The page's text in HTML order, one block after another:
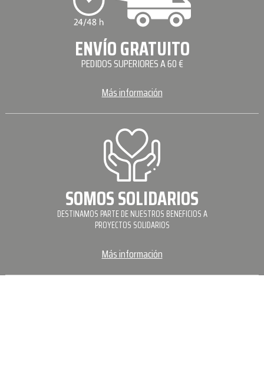
ENVÍO GRATUITO
PEDIDOS SUPERIORES A 60 €
Más información
SOMOS SOLIDARIOS
DESTINAMOS PARTE DE NUESTROS BENEFICIOS A
PROYECTOS SOLIDARIOS
Más información